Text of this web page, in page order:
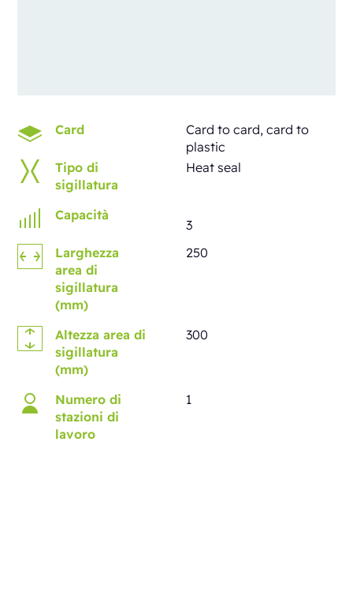
Card
Card to card, card to
plastic
Tipo di
sigillatura
Heat seal
Capacità
3
Larghezza
area di
sigillatura
(mm)
250
Altezza area di
sigillatura
(mm)
300
Numero di
stazioni di
lavoro
1